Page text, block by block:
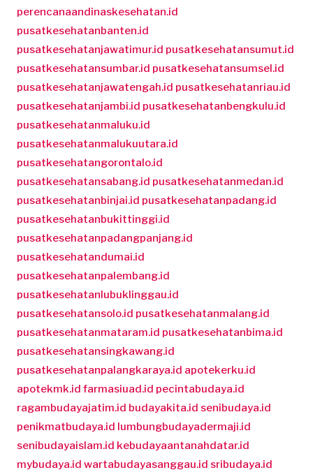
perencanaandinaskesehatan.id
pusatkesehatanbanten.id
pusatkesehatanjawatimur.id pusatkesehatansumut.id
pusatkesehatansumbar.id pusatkesehatansumsel.id
pusatkesehatanjawatengah.id pusatkesehatanriau.id
pusatkesehatanjambi.id pusatkesehatanbengkulu.id
pusatkesehatanmaluku.id
pusatkesehatanmalukuutara.id
pusatkesehatangorontalo.id
pusatkesehatansabang.id pusatkesehatanmedan.id
pusatkesehatanbinjai.id pusatkesehatanpadang.id
pusatkesehatanbukittinggi.id
pusatkesehatanpadangpanjang.id
pusatkesehatandumai.id
pusatkesehatanpalembang.id
pusatkesehatanlubuklinggau.id
pusatkesehatansolo.id pusatkesehatanmalang.id
pusatkesehatanmataram.id pusatkesehatanbima.id
pusatkesehatansingkawang.id
pusatkesehatanpalangkaraya.id apotekerku.id
apotekmk.id farmasiuad.id pecintabudaya.id
ragambudayajatim.id budayakita.id senibudaya.id
penikmatbudaya.id lumbungbudayadermaji.id
senibudayaislam.id kebudayaantanahdatar.id
mybudaya.id wartabudayasanggau.id sribudaya.id